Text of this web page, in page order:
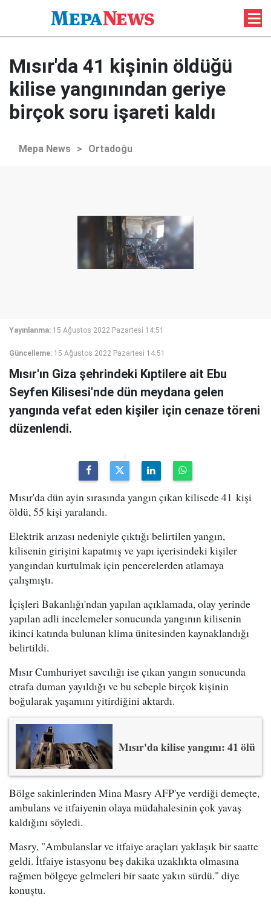
Mısır'da 41 kişinin öldüğü
kilise yangınından geriye
birçok soru işareti kaldı
Mepa News > Ortadoğu
Yayınlanma: 15 Ağustos 2022 Pazartesi 14:51
Güncelleme: 15 Ağustos 2022 Pazartesi 14:51
Mısır'ın Giza şehrindeki Kıptilere ait Ebu
Seyfen Kilisesi'nde dün meydana gelen
yangında vefat eden kişiler için cenaze töreni
düzenlendi.
Mısır'da dün ayin sırasında yangın çıkan kilisede 41 kişi
öldü, 55 kişi yaralandı.
Elektrik arızası nedeniyle çıktığı belirtilen yangın,
kilisenin girişini kapatmış ve yapı içerisindeki kişiler
yangından kurtulmak için pencerelerden atlamaya
çalışmıştı.
İçişleri Bakanlığı'ndan yapılan açıklamada, olay yerinde
yapılan adli incelemeler sonucunda yangının kilisenin
ikinci katında bulunan klima ünitesinden kaynaklandığı
belirtildi.
Mısır Cumhuriyet savcılığı ise çıkan yangın sonucunda
etrafa duman yayıldığı ve bu sebeple birçok kişinin
boğularak yaşamını yitirdiğini aktardı.
Mısır'da kilise yangını: 41 ölü
Bölge sakinlerinden Mina Masry AFP'ye verdiği demeçte,
ambulans ve itfaiyenin olaya müdahalesinin çok yavaş
kaldığını söyledi.
Masry, "Ambulanslar ve itfaiye araçları yaklaşık bir saatte
geldi. İtfaiye istasyonu beş dakika uzaklıkta olmasına
rağmen bölgeye gelmeleri bir saate yakın sürdü." diye
konuştu.